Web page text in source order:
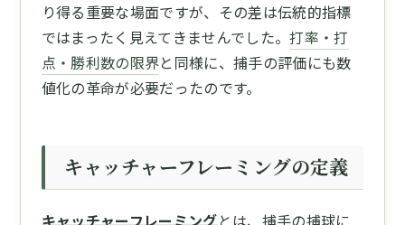
り得る重要な場面ですが、その差は伝統的指標
ではまったく見えてきませんでした。打率・打
点・勝利数の限界と同様に、捕手の評価にも数
値化の革命が必要だったのです。
キャッチャーフレーミングの定義